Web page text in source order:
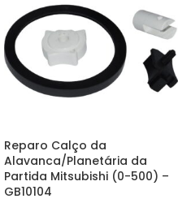
Reparo Calço da
Alavanca/Planetária da
Partida Mitsubishi (0-500) –
GB10104